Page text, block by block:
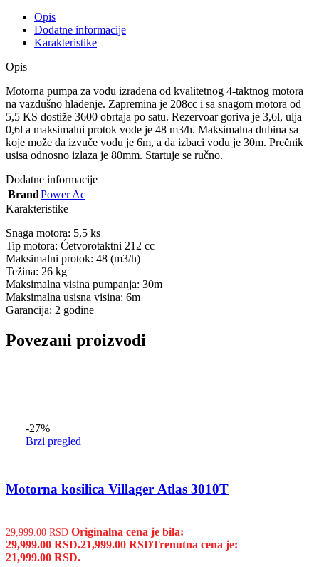
Opis
Dodatne informacije
Karakteristike
Opis
Motorna pumpa za vodu izrađena od kvalitetnog 4-taktnog motora
na vazdušno hlađenje. Zapremina je 208cc i sa snagom motora od
5,5 KS dostiže 3600 obrtaja po satu. Rezervoar goriva je 3,6l, ulja
0,6l a maksimalni protok vode je 48 m3/h. Maksimalna dubina sa
koje može da izvuče vodu je 6m, a da izbaci vodu je 30m. Prečnik
usisa odnosno izlaza je 80mm. Startuje se ručno.
Dodatne informacije
BrandPower Ac
Karakteristike
Snaga motora: 5,5 ks
Tip motora: Ćetvorotaktni 212 cc
Maksimalni protok: 48 (m3/h)
Težina: 26 kg
Maksimalna visina pumpanja: 30m
Maksimalna usisna visina: 6m
Garancija: 2 godine
Povezani proizvodi
-27%
Brzi pregled
Motorna kosilica Villager Atlas 3010T
29,999.00RSD Originalna cena je bila:
29,999.00 RSD.21,999.00 RSDTrenutna cena je:
21,999.00 RSD.